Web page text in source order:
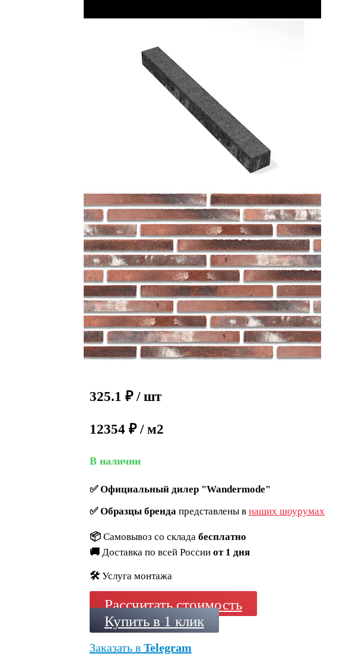
325.1 ₽ / шт
12354 ₽ / м2
В наличии
✅Официальный дилер "Wandermode"
✅Образцы брендапредставлены в наших шоурумах
📦 Самовывоз со склада бесплатно
🚚 Доставка по всей России от 1 дня
🛠️ Услуга монтажа
Рассчитать стоимость
Купить в 1 клик
Заказать в Telegram